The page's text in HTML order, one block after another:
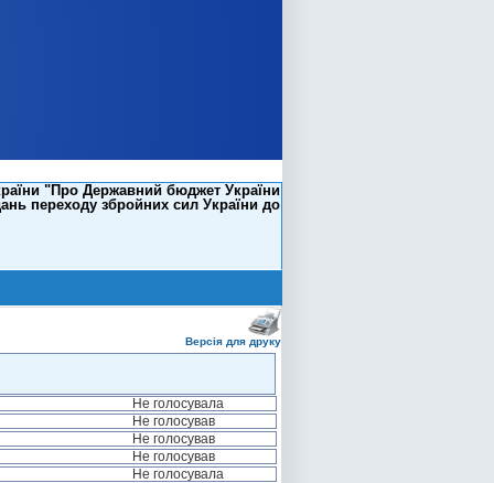
"Про Державний бюджет України
переходу збройних сил України до
Версія для друку
Не голосувала
Не голосував
Не голосував
Не голосував
Не голосувала